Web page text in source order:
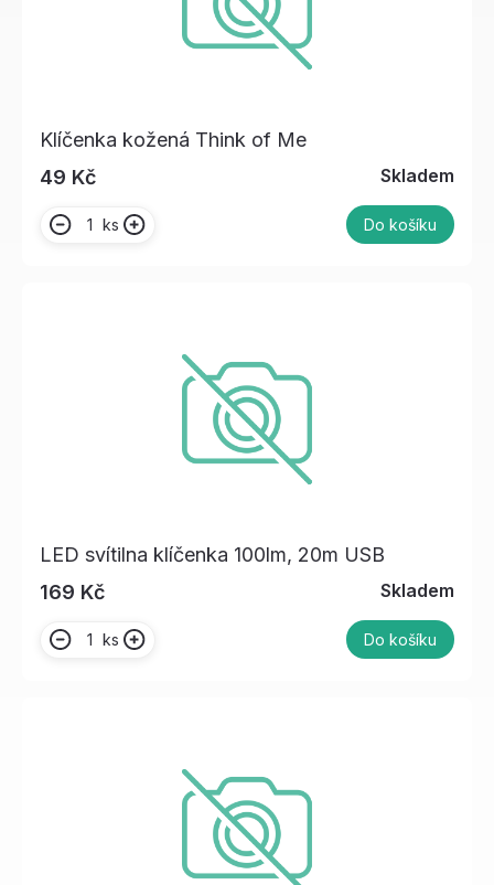
Klíčenka kožená Think of Me
49 Kč
Skladem
ks Do košíku
LED svítilna klíčenka 100lm, 20m USB
169 Kč
Skladem
ks Do košíku